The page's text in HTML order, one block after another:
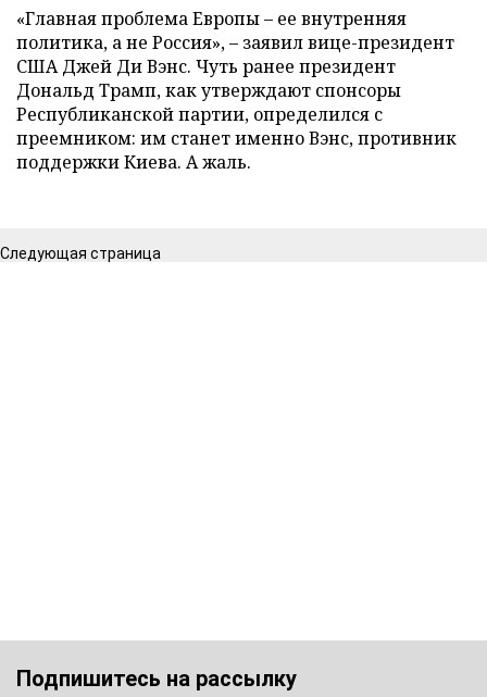
«Главная проблема Европы – ее внутренняя
политика, а не Россия», – заявил вице-президент
США Джей Ди Вэнс. Чуть ранее президент
Дональд Трамп, как утверждают спонсоры
Республиканской партии, определился с
преемником: им станет именно Вэнс, противник
поддержки Киева. А жаль.
Следующая страница
Подпишитесь на рассылку